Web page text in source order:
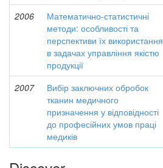
2006
Математично-статистичні
методи: особливості та
перспективи їх використання
в задачах управління якістю
продукції
2007
Вибір заключних обробок
тканин медичного
призначення у відповідності
до професійних умов праці
медиків